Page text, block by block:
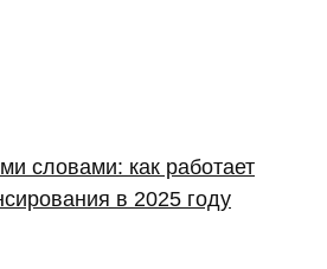
словами: как работает
в 2025 году